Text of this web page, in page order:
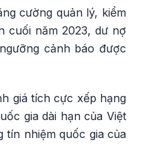
cường quản lý, kiểm
cuối năm 2023, dư nợ
cảnh báo được
giá tích cực xếp hạng
gia dài hạn của Việt
tín nhiệm quốc gia của